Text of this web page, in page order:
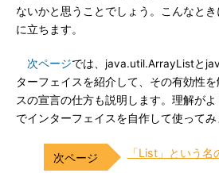
ないかと思うことでしょう。こんなと
に立ちます。
次ページでは、java.util.ArrayListと
ターフェイスを紹介して、その有効性
スの宣言の仕方も説明します。理解が
でインターフェイスを自作して使ってみ
「List」という